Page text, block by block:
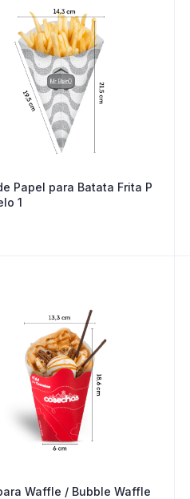
Papel para Batata Frita P
1
Waffle / Bubble Waffle